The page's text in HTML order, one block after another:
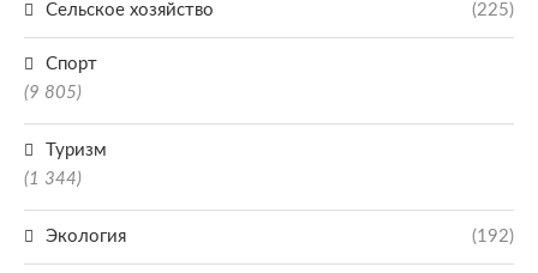
Сельское хозяйство (225)
Спорт
(9 805)
Туризм
(1 344)
Экология (192)